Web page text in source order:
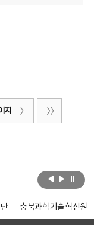
지
충북과학기술혁신원